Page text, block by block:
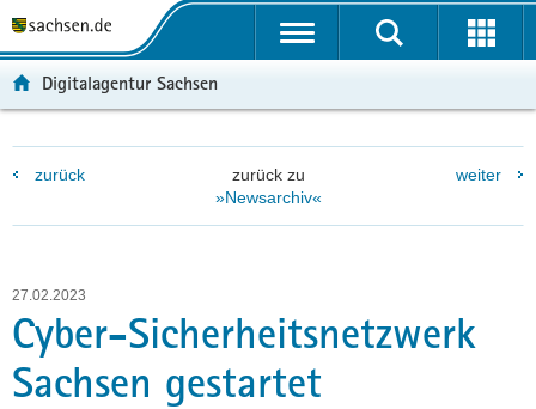
t
l
e
g
r
e
i
f
t
l
v
g
a
t
i
o
p
i
a
t
t
r
e
e
i
c
h
Digitalagentur Sachsen
zurück
zurück zu
»Newsarchiv«
weiter
27.02.2023
Cyber-Sicherheitsnetzwerk
Sachsen gestartet